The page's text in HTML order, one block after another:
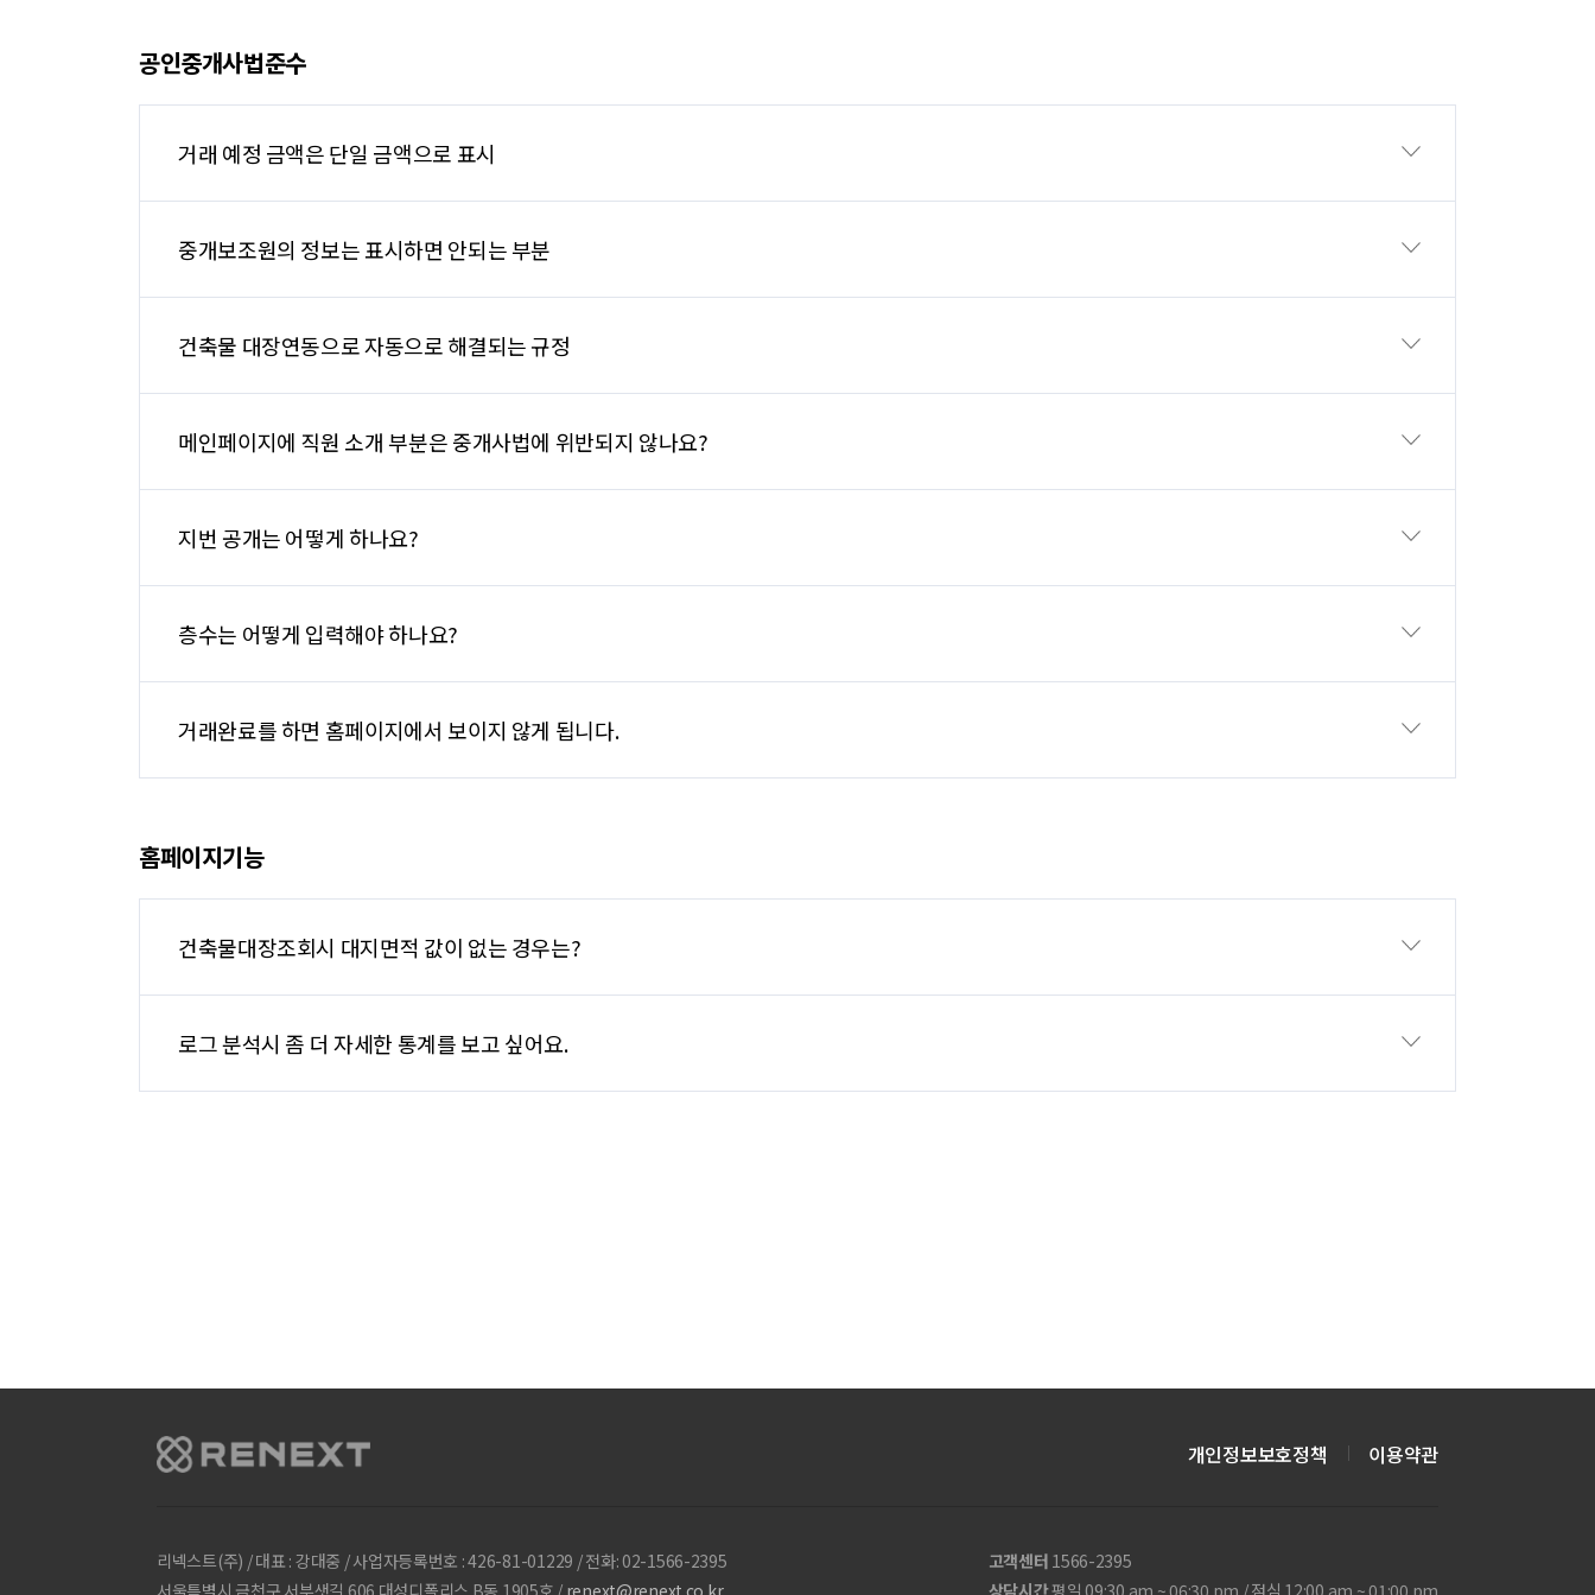
공인중개사법준수
거래 예정 금액은 단일 금액으로 표시
중개보조원의 정보는 표시하면 안되는 부분
건축물 대장연동으로 자동으로 해결되는 규정
메인페이지에 직원 소개 부분은 중개사법에 위반되지 않나요?
지번 공개는 어떻게 하나요?
층수는 어떻게 입력해야 하나요?
거래완료를 하면 홈페이지에서 보이지 않게 됩니다.
홈페이지기능
건축물대장조회시 대지면적 값이 없는 경우는?
로그 분석시 좀 더 자세한 통계를 보고 싶어요.
개인정보보호정책 이용약관
리넥스트(주) / 대표 : 강대중 / 사업자등록번호 : 426-81-01229 / 전화: 02-1566-2395
서울특별시 금천구 서부샛길 606 대성디폴리스 B동 1905호 / renext@renext.co.kr
고객센터 1566-2395
상담시간평일 09:30 am ~ 06:30 pm / 점심 12:00 am ~ 01:00 pm